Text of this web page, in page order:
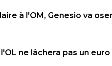
à l'OM, Genesio va
ne lâchera pas un euro